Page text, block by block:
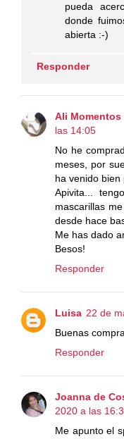
pueda
donde
abierta :-)
Responder
Ali Momentos
las 14:05
No he
meses, por
ha venido
Apivita...
mascarillas
desde hace
Me has dado
Besos!
Responder
Luisa 22 de
Buenas
Responder
Joanna de
2020 a las
Me apunto el